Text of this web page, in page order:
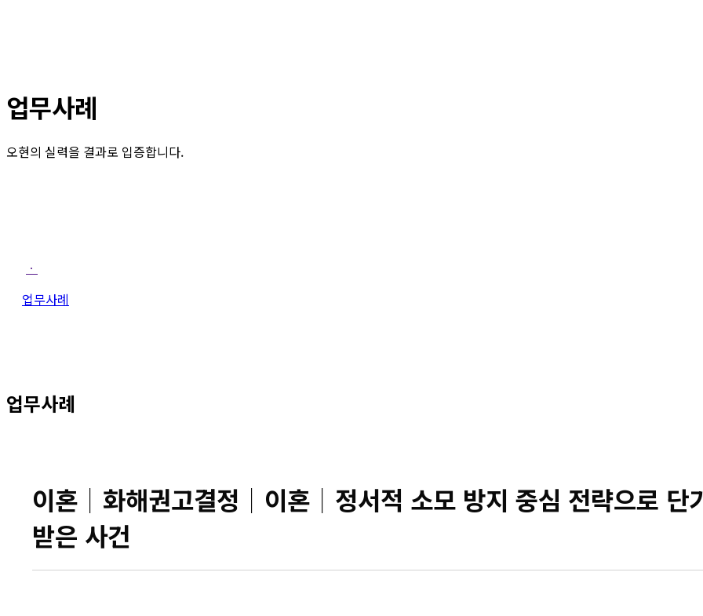
업무사례
오현의 실력을 결과로 입증합니다.
ㆍ
업무사례
업무사례
이혼│화해권고결정│이혼│정서적 소모 방지 중심 전략으로 단
받은 사건